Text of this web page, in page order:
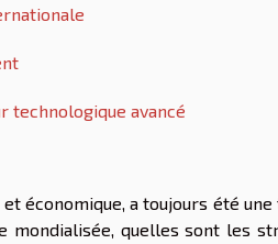
technologique avancé
économique, a toujours été
mondialisée, quelles sont les